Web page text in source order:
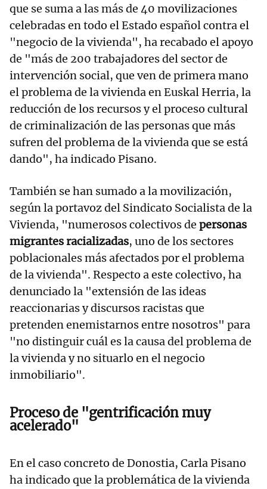
que se suma a las más de 40 movilizaciones
celebradas en todo el Estado español contra el
"negocio de la vivienda", ha recabado el apoyo
de "más de 200 trabajadores del sector de
intervención social, que ven de primera mano
el problema de la vivienda en Euskal Herria, la
reducción de los recursos y el proceso cultural
de criminalización de las personas que más
sufren del problema de la vivienda que se está
dando", ha indicado Pisano.
También se han sumado a la movilización,
según la portavoz del Sindicato Socialista de la
Vivienda, "numerosos colectivos de personas
migrantes racializadas, uno de los sectores
poblacionales más afectados por el problema
de la vivienda". Respecto a este colectivo, ha
denunciado la "extensión de las ideas
reaccionarias y discursos racistas que
pretenden enemistarnos entre nosotros" para
"no distinguir cuál es la causa del problema de
la vivienda y no situarlo en el negocio
inmobiliario".
Proceso de "gentrificación muy
acelerado"
En el caso concreto de Donostia, Carla Pisano
ha indicado que la problemática de la vivienda